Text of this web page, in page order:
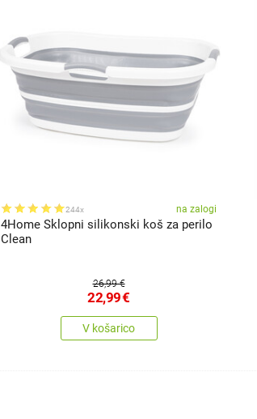
244x na zalogi
4Home Sklopni silikonski koš za perilo
Clean
26,99 €
22,99€
V košarico